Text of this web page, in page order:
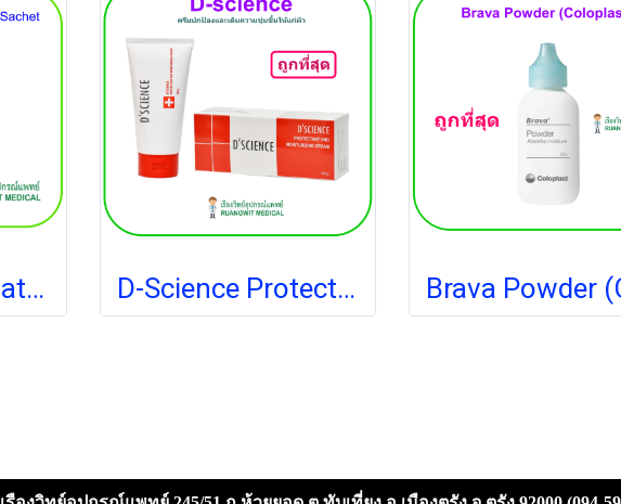
ผงดับกลิ่น Convatec Diamond Gelling ( 1ซอง) D-Science Protectant 100 g. (exp 12-2027)